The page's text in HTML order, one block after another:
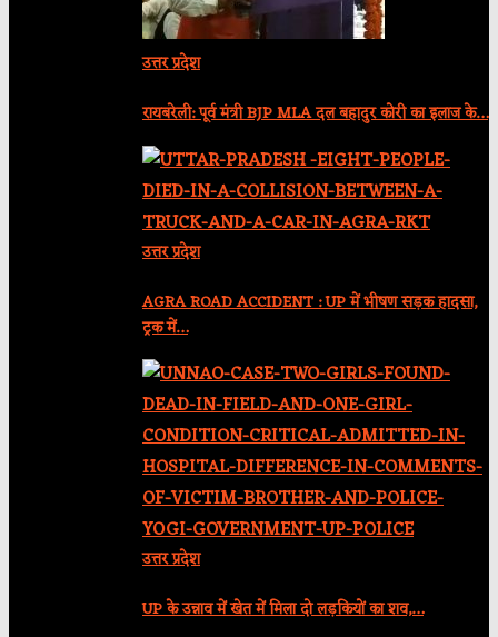
उत्तर प्रदेश
रायबरेली: पूर्व मंत्री BJP MLA दल बहादुर कोरी का इलाज के…
उत्तर प्रदेश
AGRA ROAD ACCIDENT : UP में भीषण सड़क हादसा,
ट्रक में…
उत्तर प्रदेश
UP के उन्नाव में खेत में मिला दो लड़कियों का शव,…